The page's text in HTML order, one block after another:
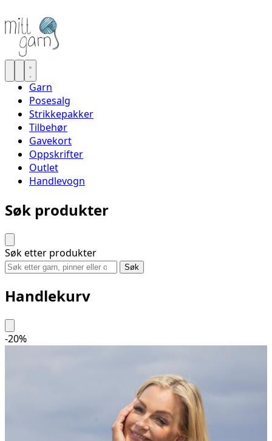
Garn
Posesalg
Strikkepakker
Tilbehør
Gavekort
Oppskrifter
Outlet
Handlevogn
Søk produkter
Søk etter produkter
Søk
Handlekurv
-20%